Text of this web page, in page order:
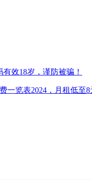
效18岁，谨防被骗！
一览表2024，月租低至8